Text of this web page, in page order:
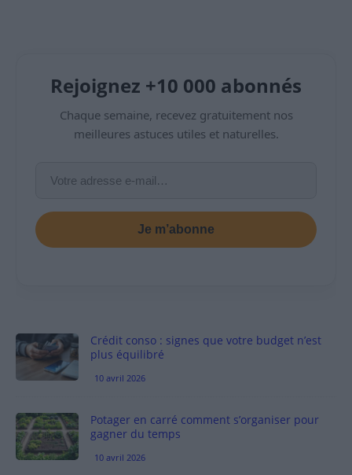
Rejoignez +10 000 abonnés
Chaque semaine, recevez gratuitement nos
meilleures astuces utiles et naturelles.
Je m’abonne
Crédit conso : signes que votre budget n’est
plus équilibré
10 avril 2026
Potager en carré comment s’organiser pour
gagner du temps
10 avril 2026